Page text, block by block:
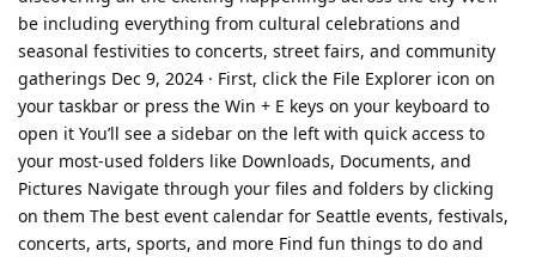
be including everything from cultural celebrations and
seasonal festivities to concerts, street fairs, and community
gatherings Dec 9, 2024 · First, click the File Explorer icon on
your taskbar or press the Win + E keys on your keyboard to
open it You’ll see a sidebar on the left with quick access to
your most-used folders like Downloads, Documents, and
Pictures Navigate through your files and folders by clicking
on them The best event calendar for Seattle events, festivals,
concerts, arts, sports, and more Find fun things to do and